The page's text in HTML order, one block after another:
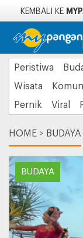
KEMBALI KE
Peristiwa
Wisata
Pernik
Viral
HOME > BUDAYA
BUDAYA